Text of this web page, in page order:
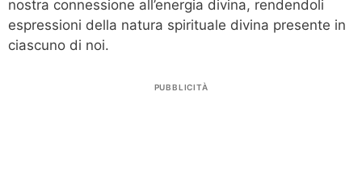
nostra connessione all’energia divina, rendendoli
espressioni della natura spirituale divina presente in
ciascuno di noi.
PUBBLICITÀ